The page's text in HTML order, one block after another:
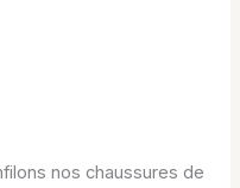
nos chaussures de